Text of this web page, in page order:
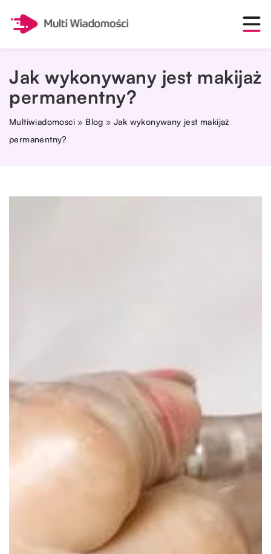
Jak wykonywany jest makijaż
permanentny?
Multiwiadomosci » Blog »Jak wykonywany jest makijaż
permanentny?